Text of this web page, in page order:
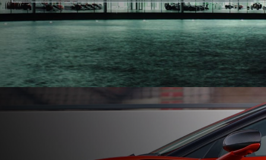
最大功率 765PS (755bhp)
峰值扭矩 800Nm (590lbft)